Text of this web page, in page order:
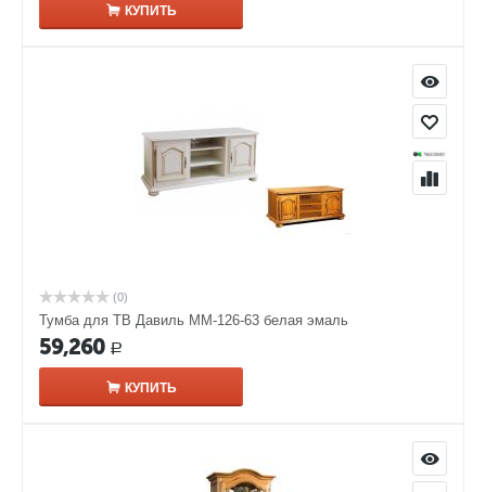
КУПИТЬ
(0)
Тумба для ТВ Давиль ММ-126-63 белая эмаль
59,260 Р
КУПИТЬ